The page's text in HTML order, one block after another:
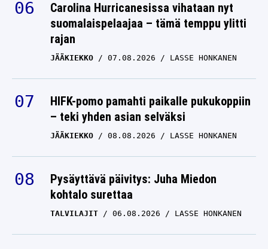
Carolina Hurricanesissa vihataan nyt
suomalaispelaajaa – tämä temppu ylitti
rajan
JÄÄKIEKKO 07.08.2026 LASSE HONKANEN
HIFK-pomo pamahti paikalle pukukoppiin
– teki yhden asian selväksi
JÄÄKIEKKO 08.08.2026 LASSE HONKANEN
Pysäyttävä päivitys: Juha Miedon
kohtalo surettaa
TALVILAJIT 06.08.2026 LASSE HONKANEN